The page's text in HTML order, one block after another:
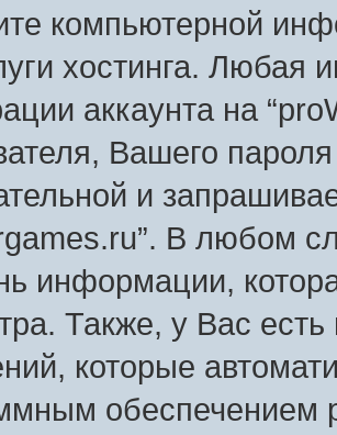
компьютерной
хостинга.
аккаунта на
Вашего
и
В любом
информации,
Также, у Вас есть
которые
обеспечением